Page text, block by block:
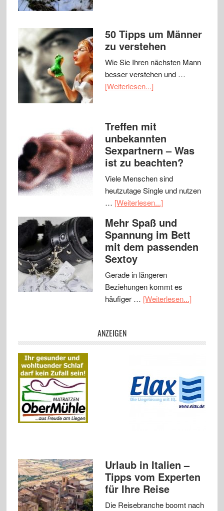
50 Tipps um Männer
zu verstehen
Wie Sie Ihren nächsten Mann
besser verstehen und …
[Weiterlesen...]
Treffen mit
unbekannten
Sexpartnern – Was
ist zu beachten?
Viele Menschen sind
heutzutage Single und nutzen
… [Weiterlesen...]
Mehr Spaß und
Spannung im Bett
mit dem passenden
Sextoy
Gerade in längeren
Beziehungen kommt es
häufiger … [Weiterlesen...]
ANZEIGEN
Urlaub in Italien –
Tipps vom Experten
für Ihre Reise
Die Reisebranche boomt nach